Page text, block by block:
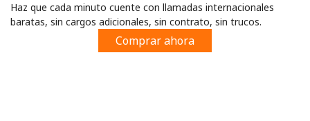
o
Haz que cada minuto cuente con llamadas internacionales
baratas, sin cargos adicionales, sin contrato, sin trucos.
Comprar ahora